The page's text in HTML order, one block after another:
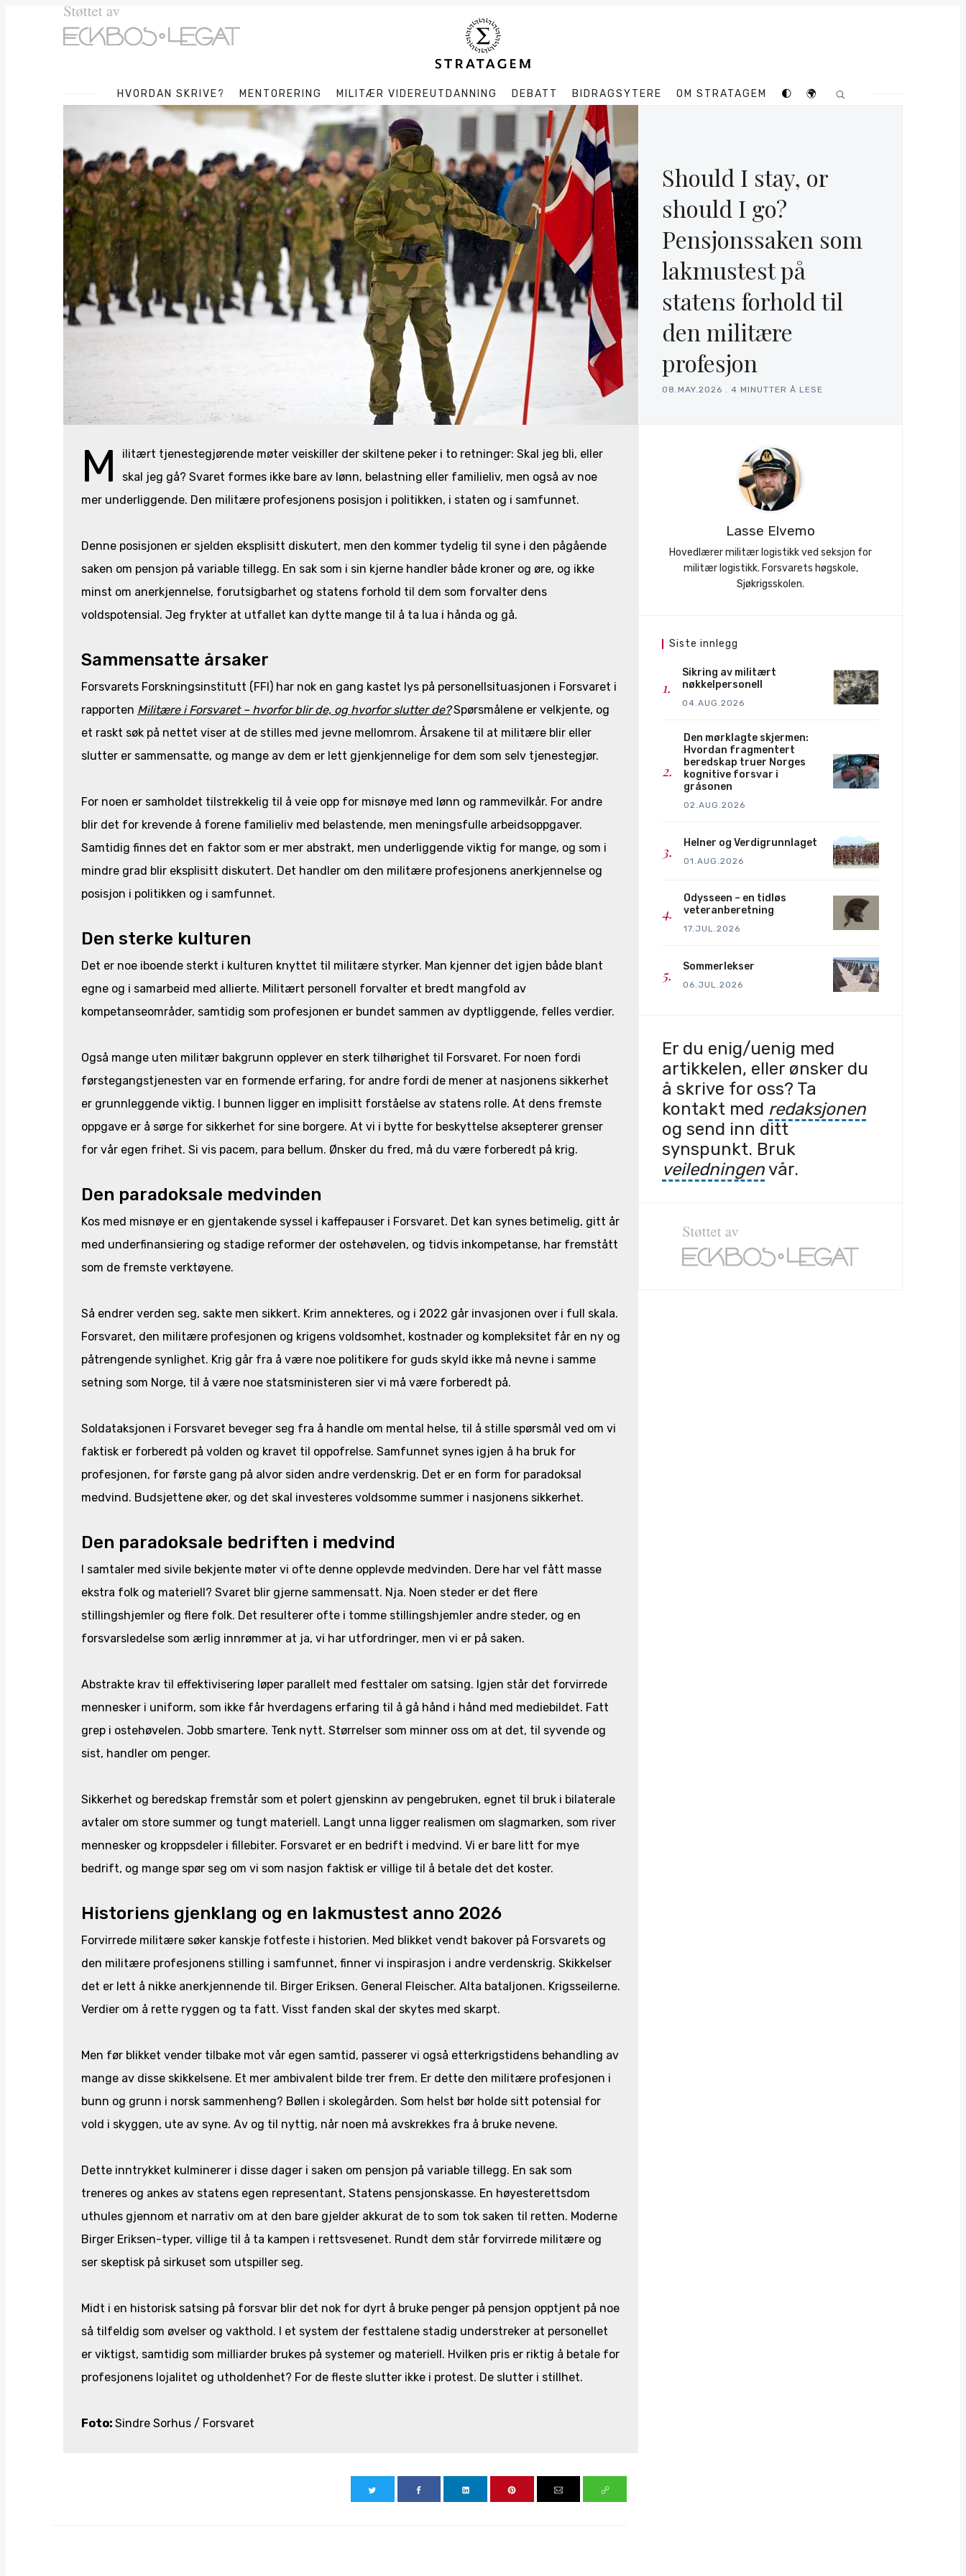
HVORDAN SKRIVE? MENTORERING MILITÆR VIDEREUTDANNING DEBATT BIDRAGSYTERE OM STRATAGEM 🌓 🌍
Stratagem
Should I stay, or
should I go?
Pensjonssaken som
lakmustest på
statens forhold til
den militære
profesjon
08.MAY.2026 . 4 MINUTTER Å LESE
M
ilitært tjenestegjørende møter veiskiller der skiltene peker i to retninger: Skal jeg bli, eller
skal jeg gå? Svaret formes ikke bare av lønn, belastning eller familieliv, men også av noe
mer underliggende. Den militære profesjonens posisjon i politikken, i staten og i samfunnet.
Denne posisjonen er sjelden eksplisitt diskutert, men den kommer tydelig til syne i den pågående
saken om pensjon på variable tillegg. En sak som i sin kjerne handler både kroner og øre, og ikke
minst om anerkjennelse, forutsigbarhet og statens forhold til dem som forvalter dens
voldspotensial. Jeg frykter at utfallet kan dytte mange til å ta lua i hånda og gå.
Sammensatte årsaker
Forsvarets Forskningsinstitutt (FFI) har nok en gang kastet lys på personellsituasjonen i Forsvaret i
rapporten Militære i Forsvaret – hvorfor blir de, og hvorfor slutter de? Spørsmålene er velkjente, og
et raskt søk på nettet viser at de stilles med jevne mellomrom. Årsakene til at militære blir eller
slutter er sammensatte, og mange av dem er lett gjenkjennelige for dem som selv tjenestegjør.
For noen er samholdet tilstrekkelig til å veie opp for misnøye med lønn og rammevilkår. For andre
blir det for krevende å forene familieliv med belastende, men meningsfulle arbeidsoppgaver.
Samtidig finnes det en faktor som er mer abstrakt, men underliggende viktig for mange, og som i
mindre grad blir eksplisitt diskutert. Det handler om den militære profesjonens anerkjennelse og
posisjon i politikken og i samfunnet.
Den sterke kulturen
Det er noe iboende sterkt i kulturen knyttet til militære styrker. Man kjenner det igjen både blant
egne og i samarbeid med allierte. Militært personell forvalter et bredt mangfold av
kompetanseområder, samtidig som profesjonen er bundet sammen av dyptliggende, felles verdier.
Også mange uten militær bakgrunn opplever en sterk tilhørighet til Forsvaret. For noen fordi
førstegangstjenesten var en formende erfaring, for andre fordi de mener at nasjonens sikkerhet
er grunnleggende viktig. I bunnen ligger en implisitt forståelse av statens rolle. At dens fremste
oppgave er å sørge for sikkerhet for sine borgere. At vi i bytte for beskyttelse aksepterer grenser
for vår egen frihet. Si vis pacem, para bellum. Ønsker du fred, må du være forberedt på krig.
Den paradoksale medvinden
Kos med misnøye er en gjentakende syssel i kaffepauser i Forsvaret. Det kan synes betimelig, gitt år
med underfinansiering og stadige reformer der ostehøvelen, og tidvis inkompetanse, har fremstått
som de fremste verktøyene.
Så endrer verden seg, sakte men sikkert. Krim annekteres, og i 2022 går invasjonen over i full skala.
Forsvaret, den militære profesjonen og krigens voldsomhet, kostnader og kompleksitet får en ny og
påtrengende synlighet. Krig går fra å være noe politikere for guds skyld ikke må nevne i samme
setning som Norge, til å være noe statsministeren sier vi må være forberedt på.
Soldataksjonen i Forsvaret beveger seg fra å handle om mental helse, til å stille spørsmål ved om vi
faktisk er forberedt på volden og kravet til oppofrelse. Samfunnet synes igjen å ha bruk for
profesjonen, for første gang på alvor siden andre verdenskrig. Det er en form for paradoksal
medvind. Budsjettene øker, og det skal investeres voldsomme summer i nasjonens sikkerhet.
Den paradoksale bedriften i medvind
I samtaler med sivile bekjente møter vi ofte denne opplevde medvinden. Dere har vel fått masse
ekstra folk og materiell? Svaret blir gjerne sammensatt. Nja. Noen steder er det flere
stillingshjemler og flere folk. Det resulterer ofte i tomme stillingshjemler andre steder, og en
forsvarsledelse som ærlig innrømmer at ja, vi har utfordringer, men vi er på saken.
Abstrakte krav til effektivisering løper parallelt med festtaler om satsing. Igjen står det forvirrede
mennesker i uniform, som ikke får hverdagens erfaring til å gå hånd i hånd med mediebildet. Fatt
grep i ostehøvelen. Jobb smartere. Tenk nytt. Størrelser som minner oss om at det, til syvende og
sist, handler om penger.
Sikkerhet og beredskap fremstår som et polert gjenskinn av pengebruken, egnet til bruk i bilaterale
avtaler om store summer og tungt materiell. Langt unna ligger realismen om slagmarken, som river
mennesker og kroppsdeler i fillebiter. Forsvaret er en bedrift i medvind. Vi er bare litt for mye
bedrift, og mange spør seg om vi som nasjon faktisk er villige til å betale det det koster.
Historiens gjenklang og en lakmustest anno 2026
Forvirrede militære søker kanskje fotfeste i historien. Med blikket vendt bakover på Forsvarets og
den militære profesjonens stilling i samfunnet, finner vi inspirasjon i andre verdenskrig. Skikkelser
det er lett å nikke anerkjennende til. Birger Eriksen. General Fleischer. Alta bataljonen. Krigsseilerne.
Verdier om å rette ryggen og ta fatt. Visst fanden skal der skytes med skarpt.
Men før blikket vender tilbake mot vår egen samtid, passerer vi også etterkrigstidens behandling av
mange av disse skikkelsene. Et mer ambivalent bilde trer frem. Er dette den militære profesjonen i
bunn og grunn i norsk sammenheng? Bøllen i skolegården. Som helst bør holde sitt potensial for
vold i skyggen, ute av syne. Av og til nyttig, når noen må avskrekkes fra å bruke nevene.
Dette inntrykket kulminerer i disse dager i saken om pensjon på variable tillegg. En sak som
treneres og ankes av statens egen representant, Statens pensjonskasse. En høyesterettsdom
uthules gjennom et narrativ om at den bare gjelder akkurat de to som tok saken til retten. Moderne
Birger Eriksen-typer, villige til å ta kampen i rettsvesenet. Rundt dem står forvirrede militære og
ser skeptisk på sirkuset som utspiller seg.
Midt i en historisk satsing på forsvar blir det nok for dyrt å bruke penger på pensjon opptjent på noe
så tilfeldig som øvelser og vakthold. I et system der festtalene stadig understreker at personellet
er viktigst, samtidig som milliarder brukes på systemer og materiell. Hvilken pris er riktig å betale for
profesjonens lojalitet og utholdenhet? For de fleste slutter ikke i protest. De slutter i stillhet.
Foto: Sindre Sorhus / Forsvaret
Lasse Elvemo
Hovedlærer militær logistikk ved seksjon for
militær logistikk. Forsvarets høgskole,
Sjøkrigsskolen.
Siste innlegg
Sikring av militært
nøkkelpersonell
04.AUG.2026
Den mørklagte skjermen:
Hvordan fragmentert
beredskap truer Norges
kognitive forsvar i
gråsonen
02.AUG.2026
Helner og Verdigrunnlaget
01.AUG.2026
Odysseen – en tidløs
veteranberetning
17.JUL.2026
Sommerlekser
06.JUL.2026
Er du enig/uenig med
artikkelen, eller ønsker du
å skrive for oss? Ta
kontakt med redaksjonen
og send inn ditt
synspunkt. Bruk
veiledningenvår.